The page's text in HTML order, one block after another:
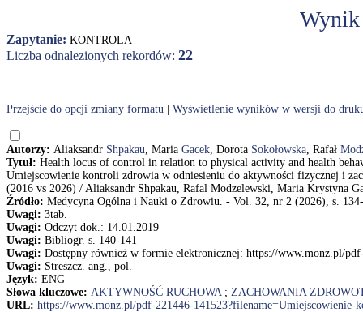
Zapytanie: KONTROLA
Liczba odnalezionych rekordów: 22
Przejście do opcji zmiany formatu Wyświetlenie wyników w wersji do
Autorzy: Aliaksandr Shpakau, Maria Gacek, Dorota Sokołowska, Rafał
Tytuł: Health locus of control in relation to physical activity and health
Umiejscowienie kontroli zdrowia w odniesieniu do aktywności fizycznej i
(2016 vs 2026) / Aliaksandr Shpakau, Rafal Modzelewski, Maria Krystyna
Źródło: Medycyna Ogólna i Nauki o Zdrowiu. - Vol. 32, nr 2 (2026), s.
Uwagi: 3tab.
Uwagi: Odczyt dok.: 14.01.2019
Uwagi: Bibliogr. s. 140-141
Uwagi: Dostępny również w formie elektronicznej: https://www.monz.pl/
Uwagi: Streszcz. ang., pol.
Język: ENG
Słowa kluczowe: AKTYWNOŚĆ RUCHOWA; ZACHOWANIA
URL: https://www.monz.pl/pdf-221446-141523?filename=Umiejscowienie-